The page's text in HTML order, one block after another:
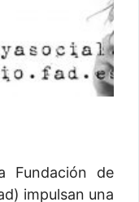
Fundación de
impulsan una